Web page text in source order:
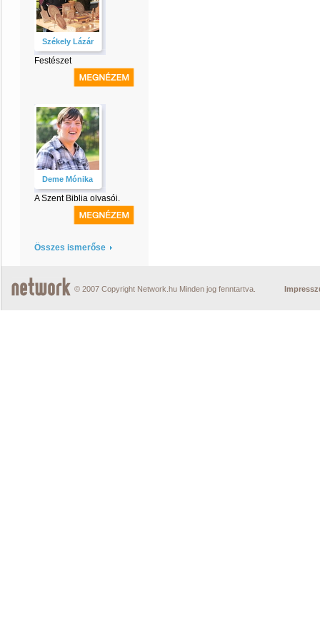
Székely Lázár
Festészet
Deme Mónika
A Szent Biblia olvasói.
Összes ismerőse
© 2007 Copyright Network.hu Minden jog fenntartva.